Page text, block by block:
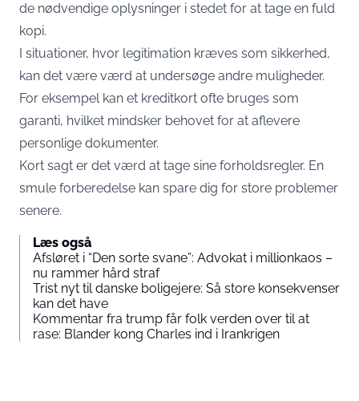
de nødvendige oplysninger i stedet for at tage en fuld
kopi.
I situationer, hvor legitimation kræves som sikkerhed,
kan det være værd at undersøge andre muligheder.
For eksempel kan et kreditkort ofte bruges som
garanti, hvilket mindsker behovet for at aflevere
personlige dokumenter.
Kort sagt er det værd at tage sine forholdsregler. En
smule forberedelse kan spare dig for store problemer
senere.
Læs også
Afsløret i “Den sorte svane”: Advokat i millionkaos –
nu rammer hård straf
Trist nyt til danske boligejere: Så store konsekvenser
kan det have
Kommentar fra trump får folk verden over til at
rase: Blander kong Charles ind i Irankrigen